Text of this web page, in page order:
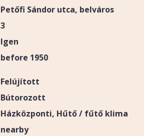
Petőfi Sándor utca, belváros
3
Igen
before 1950
Felújított
Bútorozott
Házközponti Hűtő / fűtő klima
nearby